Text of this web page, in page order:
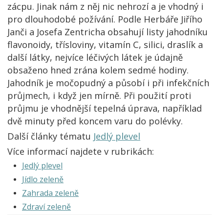
zácpu. Jinak nám z něj nic nehrozí a je vhodný i
pro dlouhodobé požívání. Podle Herbáře Jiřího
Janči a Josefa Zentricha obsahují listy jahodníku
flavonoidy, třísloviny, vitamín C, silici, draslík a
další látky, nejvíce léčivých látek je údajně
obsaženo hned zrána kolem sedmé hodiny.
Jahodník je močopudný a působí i při infekčních
průjmech, i když jen mírně. Při použití proti
průjmu je vhodnější tepelná úprava, například
dvě minuty před koncem varu do polévky.
Další články tématu Jedlý plevel
Více informací najdete v rubrikách:
Jedlý plevel
Jídlo zeleně
Zahrada zeleně
Zdraví zeleně